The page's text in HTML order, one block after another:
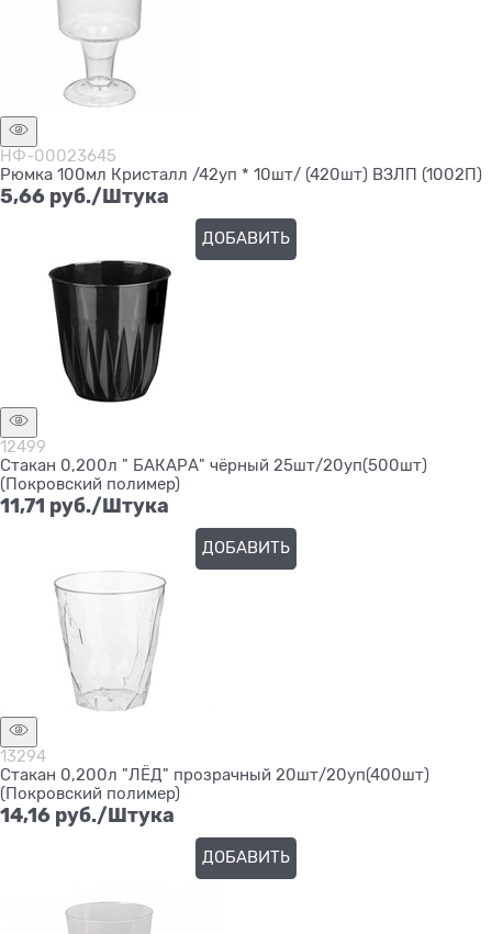
НФ-00023645
Рюмка 100мл Кристалл /42уп * 10шт/ (420шт) ВЗЛП (1002П)
5,66 руб./Штука
ДОБАВИТЬ
12499
Стакан 0,200л " БАКАРА" чёрный 25шт/20уп(500шт)
(Покровский полимер)
11,71 руб./Штука
ДОБАВИТЬ
13294
Стакан 0,200л "ЛЁД" прозрачный 20шт/20уп(400шт)
(Покровский полимер)
14,16 руб./Штука
ДОБАВИТЬ